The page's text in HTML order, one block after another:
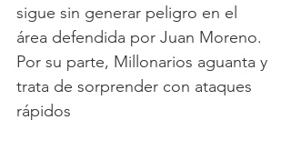
sigue sin generar peligro en el
área defendida por Juan Moreno.
Por su parte, Millonarios aguanta y
trata de sorprender con ataques
rápidos